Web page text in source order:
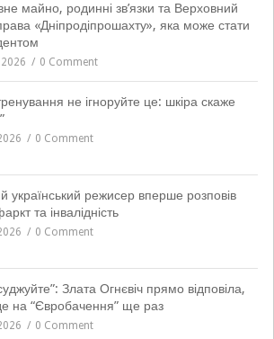
майно, родинні зв’язки та Верховний
«Дніпродіпрошахту», яка може стати
0 Comment
не ігноруйте це: шкіра скаже
0 Comment
український режисер вперше розповів
та інвалідність
0 Comment
Злата Огнєвіч прямо відповіла,
на “Євробачення” ще раз
0 Comment